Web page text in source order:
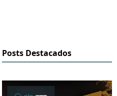
Posts Destacados